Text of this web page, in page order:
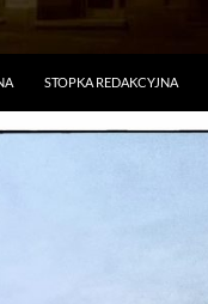
STOPKA REDAKCYJNA